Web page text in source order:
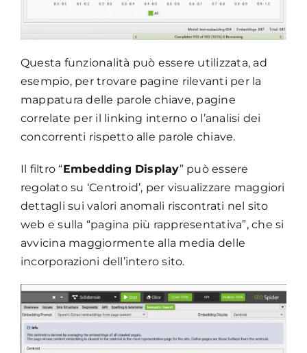
Questa funzionalità può essere utilizzata, ad
esempio, per trovare pagine rilevanti per la
mappatura delle parole chiave, pagine
correlate per il linking interno o l’analisi dei
concorrenti rispetto alle parole chiave.
Il filtro “Embedding Display” può essere
regolato su ‘Centroid’, per visualizzare maggiori
dettagli sui valori anomali riscontrati nel sito
web e sulla “pagina più rappresentativa”, che si
avvicina maggiormente alla media delle
incorporazioni dell’intero sito.